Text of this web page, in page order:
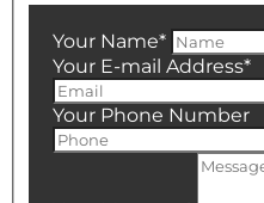
Your Name*
Your E-mail Address*
Your Phone Number